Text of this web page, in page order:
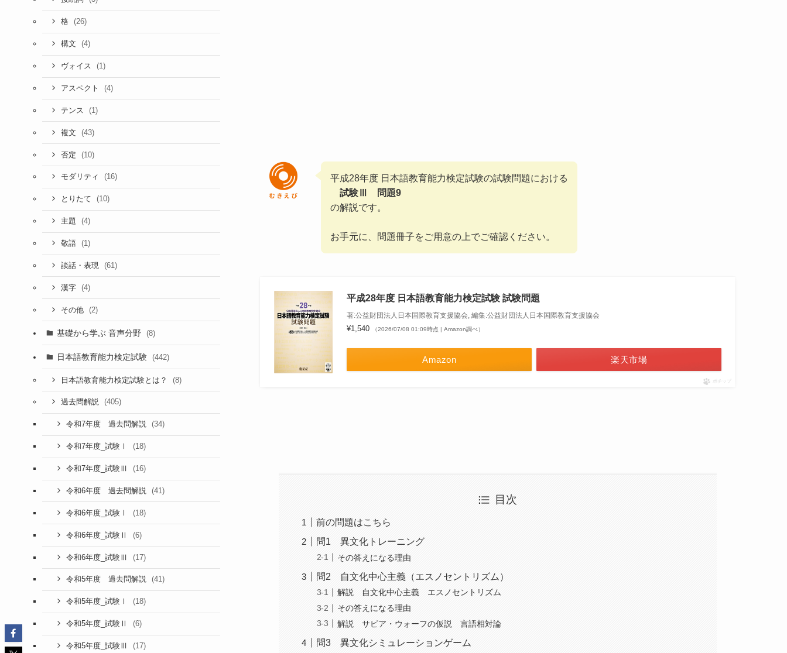
平成28年度 日本語教育能力検定試験の試験問題における
試験Ⅲ 問題9
の解説です。
お手元に、問題冊子をご用意の上でご確認ください。
平成28年度 日本語教育能力検定試験 試験問題
著:公益財団法人日本国際教育支援協会, 編集:公益財団法人日本国際教育支援協会
¥1,540 （2026/07/08 01:09時点 | Amazon調べ）
Amazon 楽天市場
ポチップ
目次
前の問題はこちら
問1 異文化トレーニング
その答えになる理由
問2 自文化中心主義（エスノセントリズム）
解説 自文化中心主義 エスノセントリズム
その答えになる理由
解説 サピア・ウォーフの仮説 言語相対論
問3 異文化シミュレーションゲーム
格 (26)
構文 (4)
ヴォイス (1)
アスペクト (4)
テンス (1)
複文 (43)
否定 (10)
モダリティ (16)
とりたて (10)
主題 (4)
敬語 (1)
談話・表現 (61)
漢字 (4)
その他 (2)
基礎から学ぶ 音声分野 (8)
日本語教育能力検定試験 (442)
日本語教育能力検定試験とは？ (8)
過去問解説 (405)
令和7年度 過去問解説 (34)
令和7年度_試験Ⅰ (18)
令和7年度_試験Ⅲ (16)
令和6年度 過去問解説 (41)
令和6年度_試験Ⅰ (18)
令和6年度_試験Ⅱ (6)
令和6年度_試験Ⅲ (17)
令和5年度 過去問解説 (41)
令和5年度_試験Ⅰ (18)
令和5年度_試験Ⅱ (6)
令和5年度_試験Ⅲ (17)